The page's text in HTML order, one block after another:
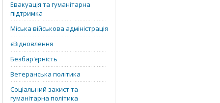
Евакуація та гуманітарна
підтримка
Міська військова адміністрація
єВідновлення
Безбар'єрність
Ветеранська політика
Соціальний захист та
гуманітарна політика